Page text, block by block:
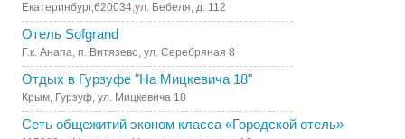
Екатеринбург,620034,ул. Бебеля, д. 112
Отель Sofgrand
Г.к. Анапа, п. Витязево, ул. Серебряная 8
Отдых в Гурзуфе "На Мицкевича 18"
Крым, Гурзуф, ул. Мицкевича 18
Сеть общежитий эконом класса «Городской отель»